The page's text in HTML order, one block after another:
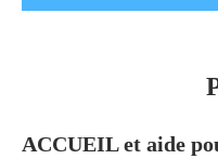
ACCUEIL et aide